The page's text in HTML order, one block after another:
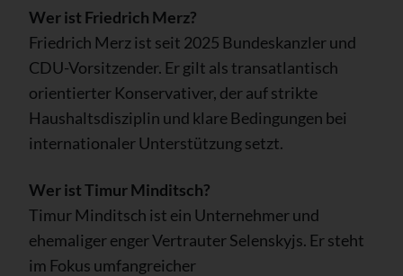
Wer ist Friedrich Merz?
Friedrich Merz ist seit 2025 Bundeskanzler und
CDU-Vorsitzender. Er gilt als transatlantisch
orientierter Konservativer, der auf strikte
Haushaltsdisziplin und klare Bedingungen bei
internationaler Unterstützung setzt.
Wer ist Timur Minditsch?
Timur Minditsch ist ein Unternehmer und
ehemaliger enger Vertrauter Selenskyjs. Er steht
im Fokus umfangreicher